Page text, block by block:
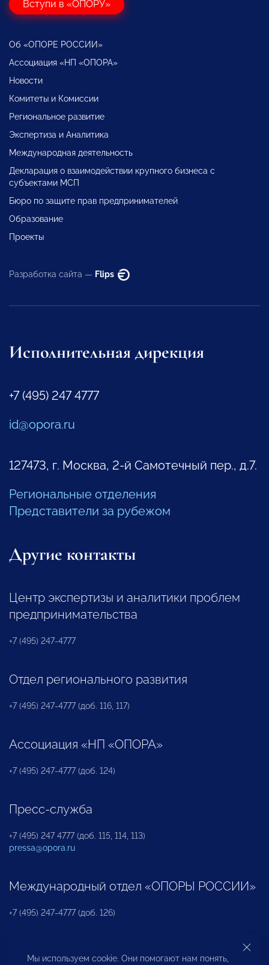
Вступи в «ОПОРУ»
Об «ОПОРЕ РОССИИ»
Ассоциация «НП «ОПОРА»
Новости
Комитеты и Комиссии
Региональное развитие
Экспертиза и Аналитика
Международная деятельность
Декларация о взаимодействии крупного бизнеса с
субъектами МСП
Бюро по защите прав предпринимателей
Образование
Проекты
Разработка сайта — Flips
Исполнительная дирекция
+7 (495) 247 4777
id@opora.ru
127473, г. Москва, 2-й Самотечный пер., д.7.
Региональные отделения
Представители за рубежом
Другие контакты
Центр экспертизы и аналитики проблем
предпринимательства
+7 (495) 247-4777
Отдел регионального развития
+7 (495) 247-4777 (доб. 116, 117)
Ассоциация «НП «ОПОРА»
+7 (495) 247-4777 (доб. 124)
Пресс-служба
+7 (495) 247 4777 (доб. 115, 114, 113)
pressa@opora.ru
Международный отдел «ОПОРЫ РОССИИ»
+7 (495) 247-4777 (доб. 126)
Бюро по защите прав предпринимателей и
Мы используем cookie. Они помогают нам понять,